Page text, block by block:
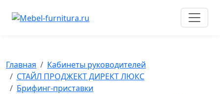
Главная
Кабинеты руководителей
СТАЙЛ ПРОДЖЕКТ ДИРЕКТ ЛЮКС
Брифинг-приставки